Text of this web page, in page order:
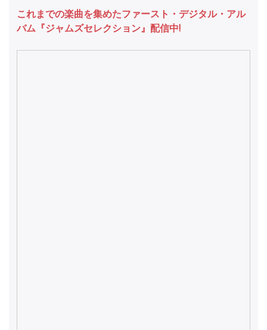
これまでの楽曲を集めたファースト・デジタル・アル
バム『ジャムズセレクション』配信中!